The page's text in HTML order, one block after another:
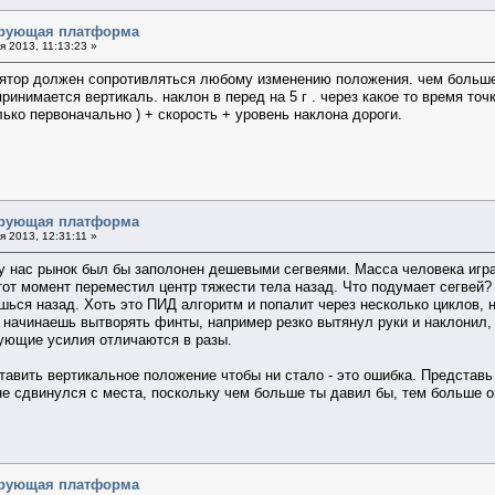
платформа
2013, 11:13:23 »
должен сопротивляться любому изменению положения. чем
вертикаль. наклон в перед на 5 г . через какое то время
первоначально ) + скорость + уровень наклона дороги.
платформа
2013, 12:31:11 »
нас рынок был бы заполонен дешевыми сегвеями. Масса человека
момент переместил центр тяжести тела назад. Что подумает
назад. Хоть это ПИД алгоритм и попалит через несколько циклов,
вытворять финты, например резко вытянул руки и
усилия отличаются в разы.
вертикальное положение чтобы ни стало - это ошибка.
сдвинулся с места, поскольку чем больше ты давил бы, тем больше
платформа